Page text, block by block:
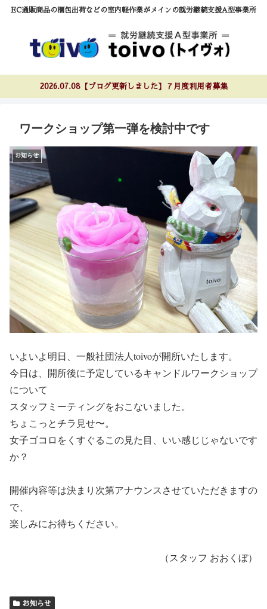
EC通販商品の梱包出荷などの室内軽作業がメインの就労継続支援A型事業所
2026.07.08【ブログ更新しました】７月度利用者募集
ワークショップ第一弾を検討中です
お知らせ
いよいよ明日、一般社団法人toivoが開所いたします。
今日は、開所後に予定しているキャンドルワークショップ
について
スタッフミーティングをおこないました。
ちょこっとチラ見せ〜。
女子ゴコロをくすぐるこの見た目、いい感じじゃないです
か？
開催内容等は決まり次第アナウンスさせていただきますの
で、
楽しみにお待ちください。
（スタッフ おおくぼ）
お知らせ